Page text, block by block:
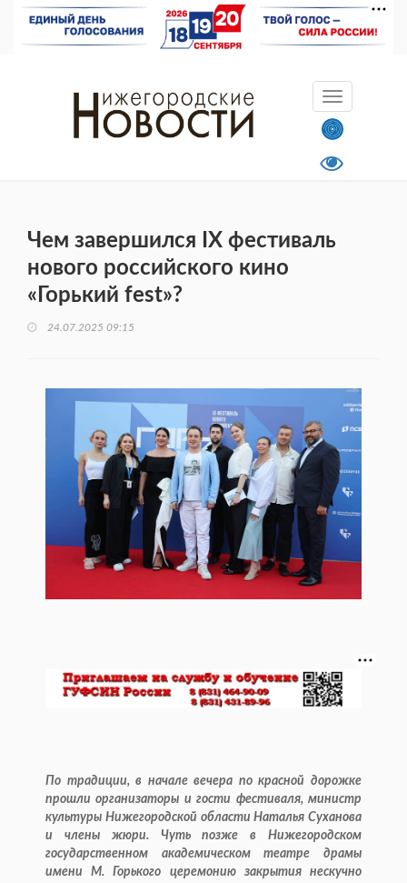
Чем завершился IX фестиваль
нового российского кино
«Горький fest»?
24.07.2025 09:15
По традиции, в начале вечера по красной дорожке
прошли организаторы и гости фестиваля, министр
культуры Нижегородской области Наталья Суханова
и члены жюри. Чуть позже в Нижегородском
государственном академическом театре драмы
имени М. Горького церемонию закрытия нескучно